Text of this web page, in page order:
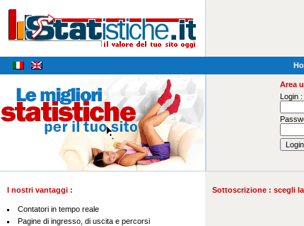
Area
Login :
I nostri vantaggi :
Contatori in tempo reale
Pagine di ingresso, di uscita e percorsi
Sottoscrizione : scegli